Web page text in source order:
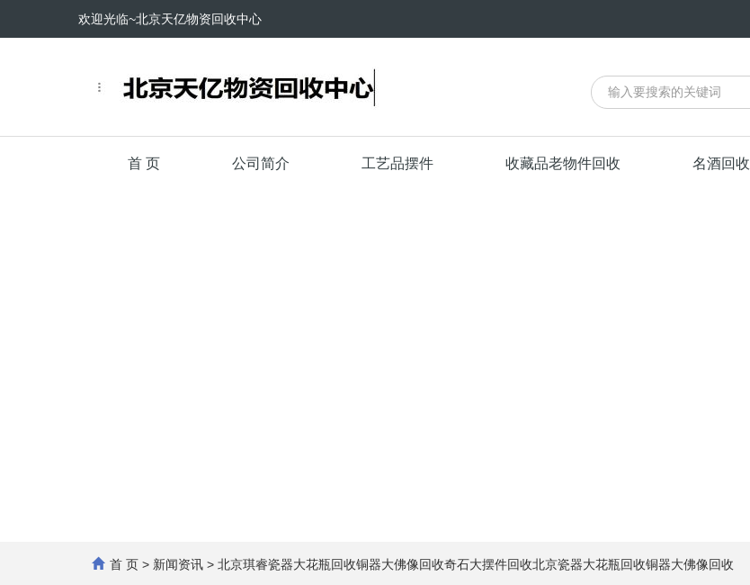
欢迎光临~北京天亿物资回收中心
首 页 公司简介 工艺品摆件 收藏品老物件回收 名酒回收
首 页 > 新闻资讯 > 北京琪睿瓷器大花瓶回收铜器大佛像回收奇石大摆件回收北京瓷器大花瓶回收铜器大佛像回收